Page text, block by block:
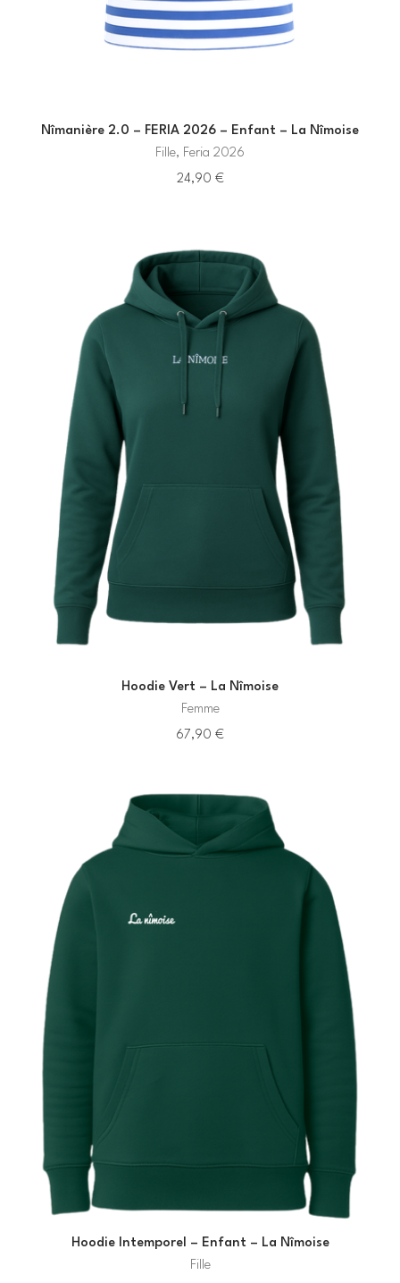
Nîmanière 2.0 – FERIA 2026 – Enfant – La Nîmoise
Fille, Feria 2026
24,90 €
Hoodie Vert – La Nîmoise
Femme
67,90 €
Hoodie Intemporel – Enfant – La Nîmoise
Fille